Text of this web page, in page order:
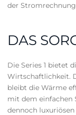
der
DAS
Die Series 1 bietet
Wirtschaftlichkeit.
bleibt die Wärme
mit dem einfachen
dennoch